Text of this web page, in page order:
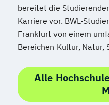
bereitet die
Karriere vor. BWL-
Frankfurt von einem
Bereichen Kultur, Natur,
Alle